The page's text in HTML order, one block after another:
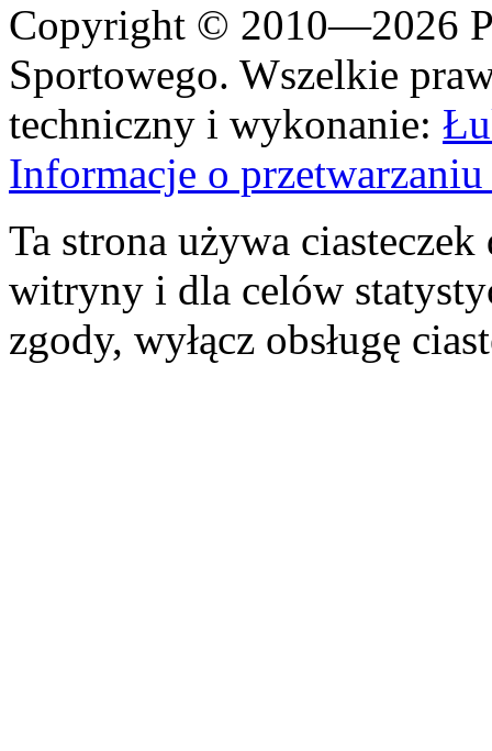
Copyright © 2010—2026
Sportowego. Wszelkie
techniczny i wykonanie:
Informacje o
Ta strona używa
witryny i dla celów
zgody, wyłącz obsługę